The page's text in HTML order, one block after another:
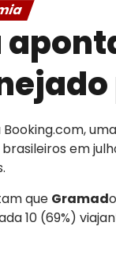
Booking.com,
em
que Gramad
10 (69%)